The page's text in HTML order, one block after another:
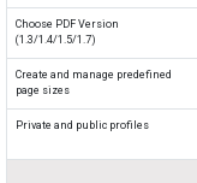
Choose PDF Version
(1.3/1.4/1.5/1.7)
Create and manage predefined
page sizes
Private and public profiles